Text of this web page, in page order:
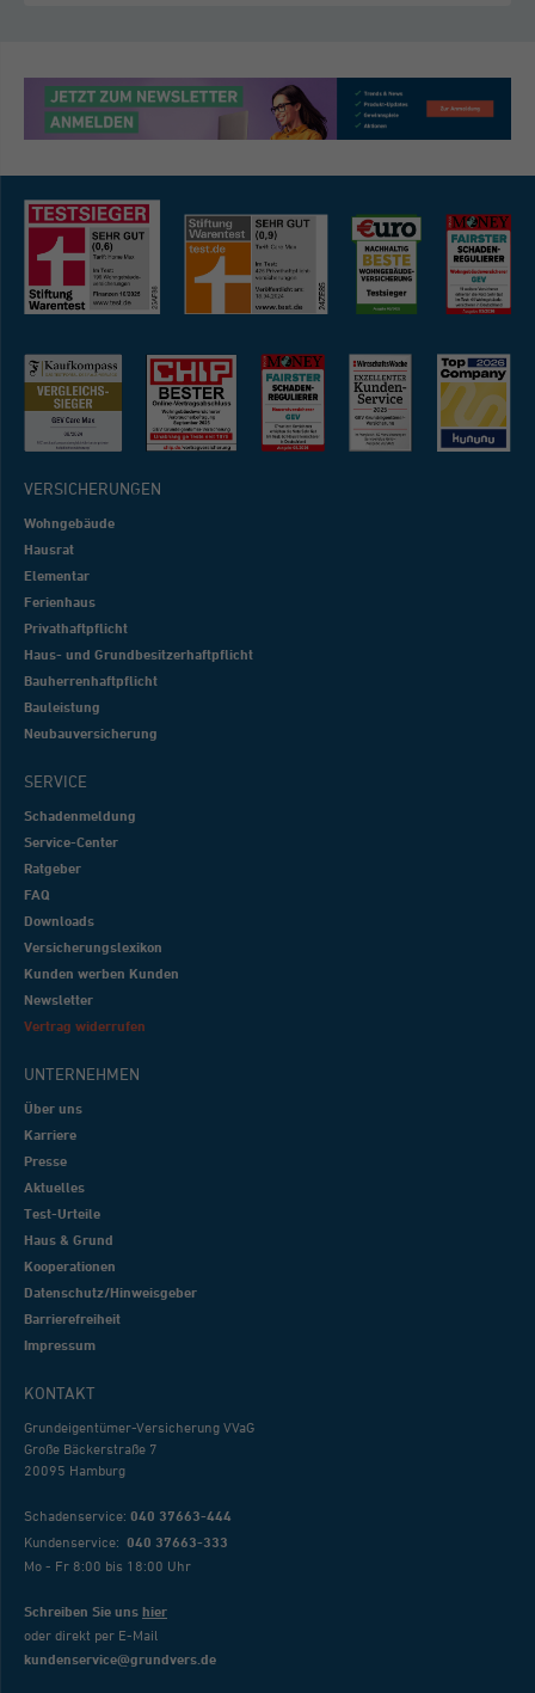
VERSICHERUNGEN
Wohngebäude
Hausrat
Elementar
Ferienhaus
Privathaftpflicht
Haus- und Grundbesitzerhaftpflicht
Bauherrenhaftpflicht
Bauleistung
Neubauversicherung
SERVICE
Schadenmeldung
Service-Center
Ratgeber
FAQ
Downloads
Versicherungslexikon
Kunden werben Kunden
Newsletter
Vertrag widerrufen
UNTERNEHMEN
Über uns
Karriere
Presse
Aktuelles
Test-Urteile
Haus & Grund
Kooperationen
Datenschutz/Hinweisgeber
Barrierefreiheit
Impressum
KONTAKT
Grundeigentümer-Versicherung VVaG
Große Bäckerstraße 7
20095 Hamburg
Schadenservice: 040 37663-444
Kundenservice: 040 37663-333
Mo - Fr 8:00 bis 18:00 Uhr
Schreiben Sie uns hier
oder direkt per E-Mail
kundenservice@grundvers.de